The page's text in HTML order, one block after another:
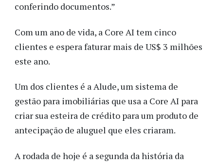
conferindo documentos.”
Com um ano de vida, a Core AI tem cinco
clientes e espera faturar mais de US$ 3 milhões
este ano.
Um dos clientes é a Alude, um sistema de
gestão para imobiliárias que usa a Core AI para
criar sua esteira de crédito para um produto de
antecipação de aluguel que eles criaram.
A rodada de hoje é a segunda da história da